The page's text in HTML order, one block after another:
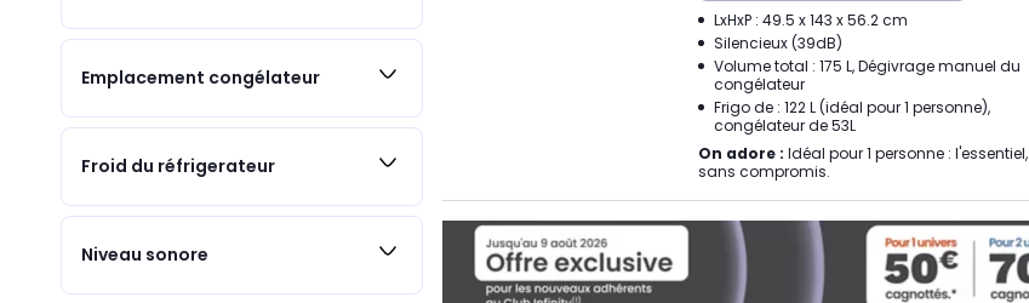
Emplacement congélateur
Froid du réfrigerateur
Niveau sonore
LxHxP : 49.5 x 143 x 56.2 cm
Silencieux (39dB)
Volume total : 175 L, Dégivrage manuel du
congélateur
Frigo de : 122 L (idéal pour 1 personne),
congélateur de 53L
On adore : Idéal pour 1 personne : l'essentiel,
sans compromis.